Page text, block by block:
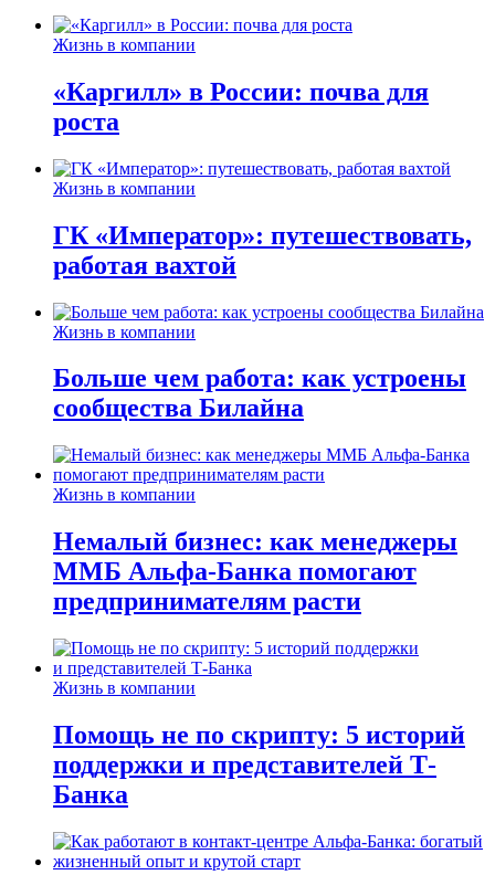
Жизнь в компании
«Каргилл» в России: почва для
роста
Жизнь в компании
ГК «Император»: путешествовать,
работая вахтой
Жизнь в компании
Больше чем работа: как устроены
сообщества Билайна
Жизнь в компании
Немалый бизнес: как менеджеры
ММБ Альфа-Банка помогают
предпринимателям расти
Жизнь в компании
Помощь не по скрипту: 5 историй
поддержки и представителей Т-
Банка